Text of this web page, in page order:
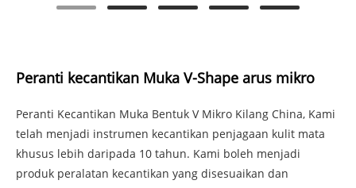
Peranti kecantikan Muka V-Shape arus mikro
Peranti Kecantikan Muka Bentuk V Mikro Kilang China, Kami
telah menjadi instrumen kecantikan penjagaan kulit mata
khusus lebih daripada 10 tahun. Kami boleh menjadi
produk peralatan kecantikan yang disesuaikan dan